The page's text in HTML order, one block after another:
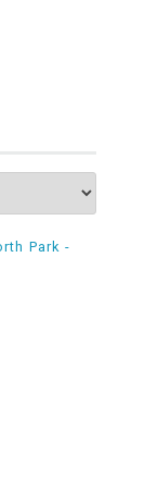
Park -